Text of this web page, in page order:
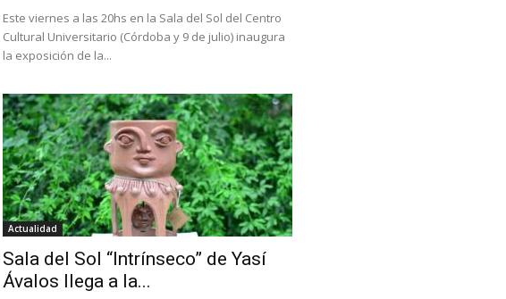
Este viernes a las 20hs en la Sala del Sol del Centro
Cultural Universitario (Córdoba y 9 de julio) inaugura
la exposición de la...
Actualidad
Sala del Sol “Intrínseco” de Yasí
Ávalos llega a la...